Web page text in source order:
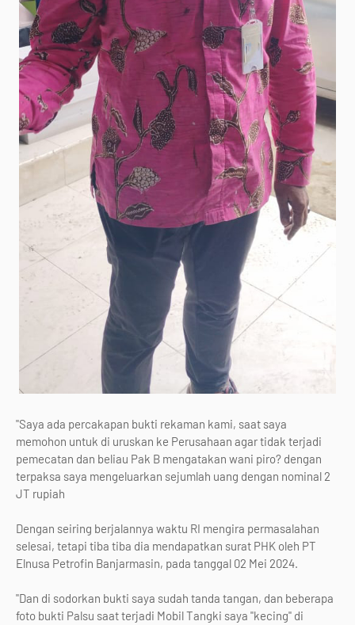
"Saya ada percakapan bukti rekaman kami, saat saya
memohon untuk di uruskan ke Perusahaan agar tidak terjadi
pemecatan dan beliau Pak B mengatakan wani piro? dengan
terpaksa saya mengeluarkan sejumlah uang dengan nominal 2
JT rupiah
Dengan seiring berjalannya waktu RI mengira permasalahan
selesai, tetapi tiba tiba dia mendapatkan surat PHK oleh PT
Elnusa Petrofin Banjarmasin, pada tanggal 02 Mei 2024.
"Dan di sodorkan bukti saya sudah tanda tangan, dan beberapa
foto bukti Palsu saat terjadi Mobil Tangki saya "kecing" di